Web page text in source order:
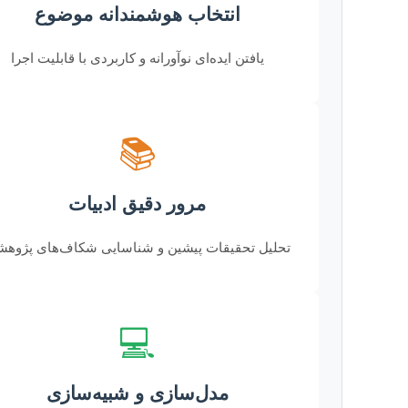
انتخاب هوشمندانه موضوع
یافتن ایده‌ای نوآورانه و کاربردی با قابلیت اجرا
📚
مرور دقیق ادبیات
تحلیل تحقیقات پیشین و شناسایی شکاف‌های
💻
مدل‌سازی و شبیه‌سازی